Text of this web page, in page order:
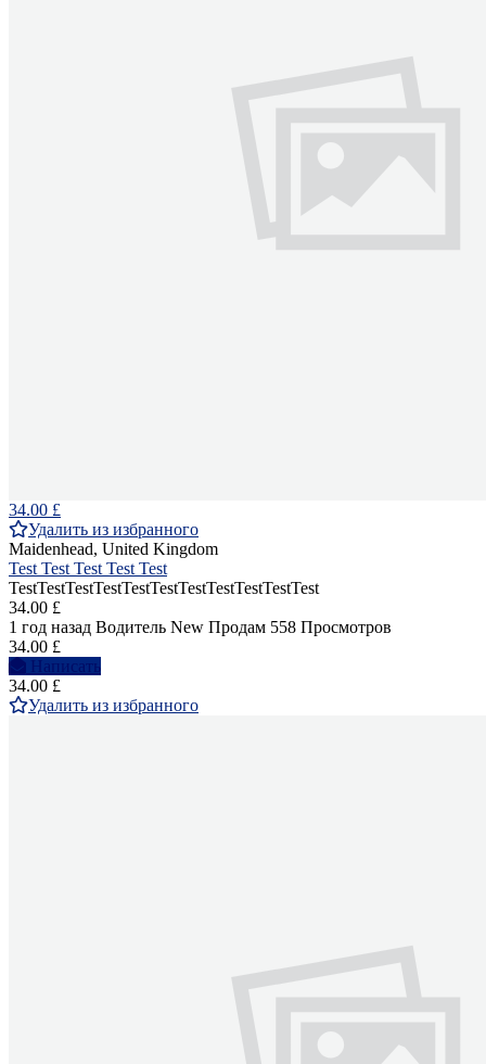
34.00 £
Удалить из избранного
Maidenhead, United Kingdom
Test Test Test Test Test
TestTestTestTestTestTestTestTestTestTestTest
34.00 £
1 год назад Водитель New Продам 558 Просмотров
34.00 £
Написать
34.00 £
Удалить из избранного